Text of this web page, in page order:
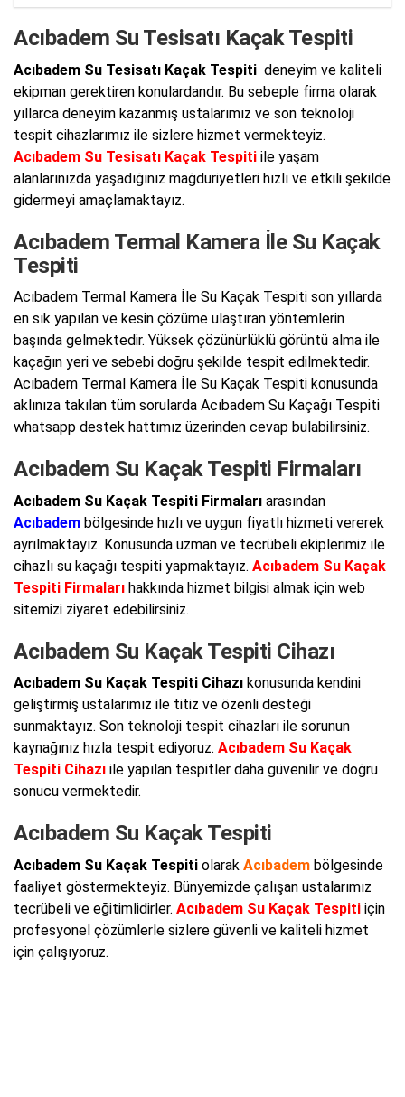
Acıbadem Su Tesisatı Kaçak Tespiti
Acıbadem Su Tesisatı Kaçak Tespiti deneyim ve kaliteli
ekipman gerektiren konulardandır. Bu sebeple firma olarak
yıllarca deneyim kazanmış ustalarımız ve son teknoloji
tespit cihazlarımız ile sizlere hizmet vermekteyiz.
Acıbadem Su Tesisatı Kaçak Tespiti ile yaşam
alanlarınızda yaşadığınız mağduriyetleri hızlı ve etkili şekilde
gidermeyi amaçlamaktayız.
Acıbadem Termal Kamera İle Su Kaçak
Tespiti
Acıbadem Termal Kamera İle Su Kaçak Tespiti son yıllarda
en sık yapılan ve kesin çözüme ulaştıran yöntemlerin
başında gelmektedir. Yüksek çözünürlüklü görüntü alma ile
kaçağın yeri ve sebebi doğru şekilde tespit edilmektedir.
Acıbadem Termal Kamera İle Su Kaçak Tespiti konusunda
aklınıza takılan tüm sorularda Acıbadem Su Kaçağı Tespiti
whatsapp destek hattımız üzerinden cevap bulabilirsiniz.
Acıbadem Su Kaçak Tespiti Firmaları
Acıbadem Su Kaçak Tespiti Firmaları arasından
Acıbadem bölgesinde hızlı ve uygun fiyatlı hizmeti vererek
ayrılmaktayız. Konusunda uzman ve tecrübeli ekiplerimiz ile
cihazlı su kaçağı tespiti yapmaktayız. Acıbadem Su Kaçak
Tespiti Firmaları hakkında hizmet bilgisi almak için web
sitemizi ziyaret edebilirsiniz.
Acıbadem Su Kaçak Tespiti Cihazı
Acıbadem Su Kaçak Tespiti Cihazı konusunda kendini
geliştirmiş ustalarımız ile titiz ve özenli desteği
sunmaktayız. Son teknoloji tespit cihazları ile sorunun
kaynağınız hızla tespit ediyoruz. Acıbadem Su Kaçak
Tespiti Cihazı ile yapılan tespitler daha güvenilir ve doğru
sonucu vermektedir.
Acıbadem Su Kaçak Tespiti
Acıbadem Su Kaçak Tespiti olarak Acıbadem bölgesinde
faaliyet göstermekteyiz. Bünyemizde çalışan ustalarımız
tecrübeli ve eğitimlidirler. Acıbadem Su Kaçak Tespiti için
profesyonel çözümlerle sizlere güvenli ve kaliteli hizmet
için çalışıyoruz.